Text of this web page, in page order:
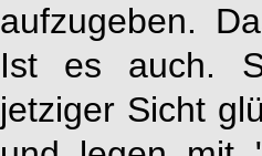
aufzugeben.
Ist es auch.
jetziger Sicht